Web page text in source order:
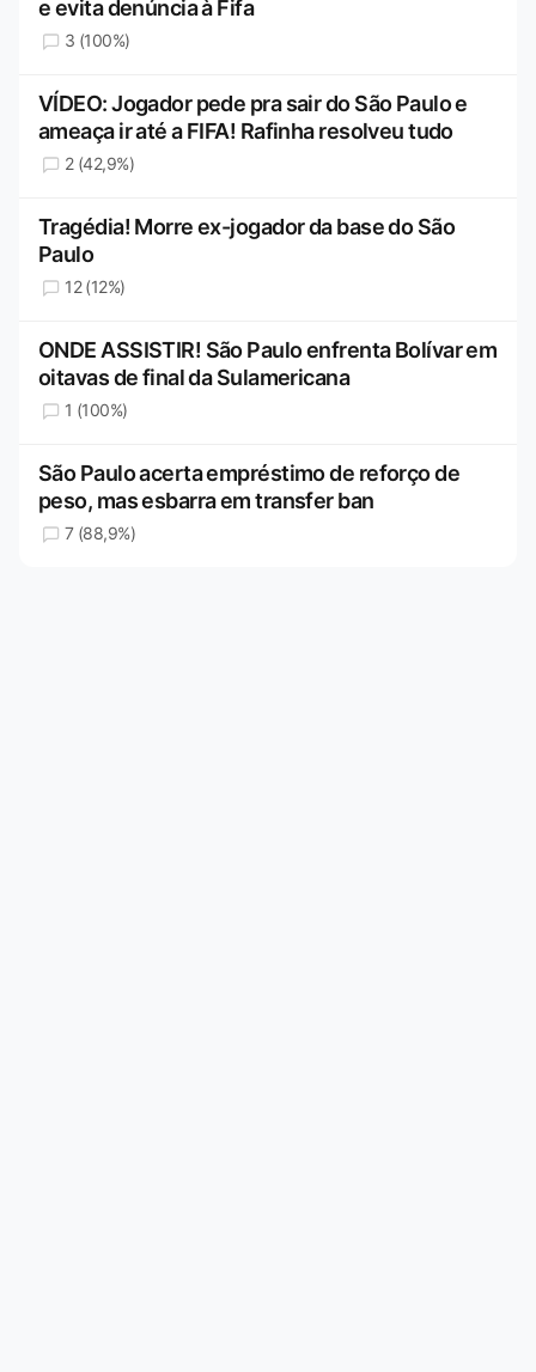
e evita denúncia à Fifa
3 (100%)
VÍDEO: Jogador pede pra sair do São Paulo e
ameaça ir até a FIFA! Rafinha resolveu tudo
2 (42,9%)
Tragédia! Morre ex-jogador da base do São
Paulo
12 (12%)
ONDE ASSISTIR! São Paulo enfrenta Bolívar em
oitavas de final da Sulamericana
1 (100%)
São Paulo acerta empréstimo de reforço de
peso, mas esbarra em transfer ban
7 (88,9%)